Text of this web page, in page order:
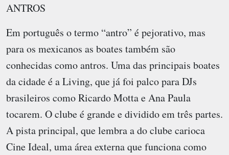
ANTROS
Em português o termo “antro” é pejorativo, mas
para os mexicanos as boates também são
conhecidas como antros. Uma das principais boates
da cidade é a Living, que já foi palco para DJs
brasileiros como Ricardo Motta e Ana Paula
tocarem. O clube é grande e dividido em três partes.
A pista principal, que lembra a do clube carioca
Cine Ideal, uma área externa que funciona como